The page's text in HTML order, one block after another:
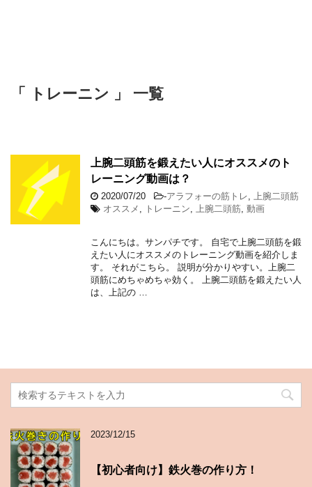
「 トレーニン 」 一覧
上腕二頭筋を鍛えたい人にオススメのト
レーニング動画は？
2020/07/20 -アラフォーの筋トレ, 上腕二頭筋
オススメ , トレーニン, 上腕二頭筋, 動画
こんにちは。サンパチです。 自宅で上腕二頭筋を鍛
えたい人にオススメのトレーニング動画を紹介しま
す。 それがこちら。 説明が分かりやすい。上腕二
頭筋にめちゃめちゃ効く。 上腕二頭筋を鍛えたい人
は、上記の …
2023/12/15
【初心者向け】鉄火巻の作り方！